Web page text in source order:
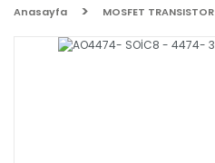
Anasayfa MOSFET TRANSISTOR